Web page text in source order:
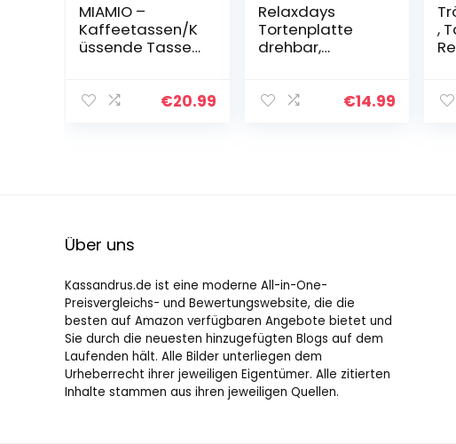
MIAMIO –
Kaffeetassen/K
üssende Tassen
Frauen/Geschen
€20.99
Relaxdays
Tortenplatte
drehbar,
zum Dekorieren,
€14.99
,
Über uns
Kassandrus.de ist eine moderne All-in-One-
Preisvergleichs- und Bewertungswebsite, die die
besten auf Amazon verfügbaren Angebote bietet und
Sie durch die neuesten hinzugefügten Blogs auf dem
Laufenden hält. Alle Bilder unterliegen dem
Urheberrecht ihrer jeweiligen Eigentümer. Alle zitierten
Inhalte stammen aus ihren jeweiligen Quellen.